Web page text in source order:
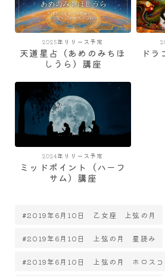
2025年リリース予定
天道星占（あめのみちほ
しうら）講座
ドラ
2024年リリース予定
ミッドポイント（ハーフ
サム）講座
#2019年6月10日 乙女座 上弦の月
#2019年6月10日 上弦の月 星読み
#2019年6月10日 上弦の月 ホロスコ